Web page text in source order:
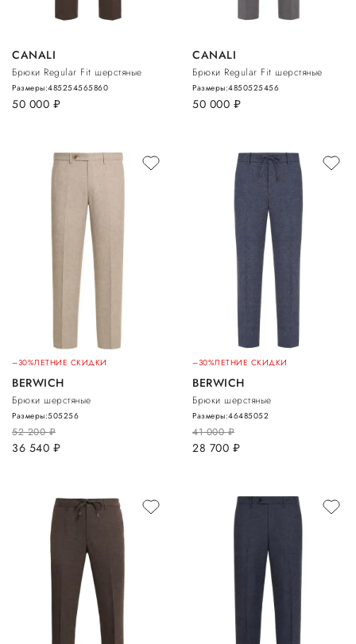
CANALI
Брюки Regular Fit шерстяные
50 000 руб.
Размеры:485254565860
CANALI
Брюки Regular Fit шерстяные
50 000 руб.
Размеры:4850525456
–30%ЛЕТНИЕ СКИДКИ
BERWICH
Брюки шерстяные
52 200руб.
36 540 руб.
Размеры:505256
–30%ЛЕТНИЕ СКИДКИ
BERWICH
Брюки шерстяные
41 000руб.
28 700 руб.
Размеры:46485052